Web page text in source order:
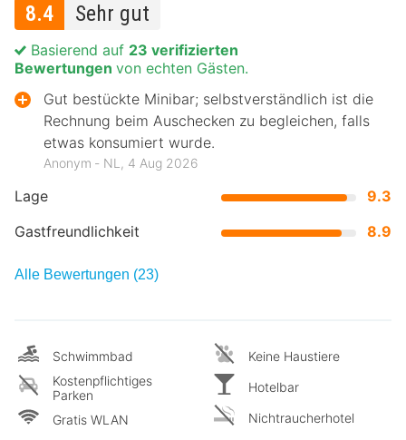
8.4 Sehr gut
Lage
9.3
Gastfreundlichkeit
8.9
Basierend auf 23 verifizierten
Bewertungen von echten Gästen.
Gut bestückte Minibar; selbstverständlich ist die
Rechnung beim Auschecken zu begleichen, falls
etwas konsumiert wurde.
Anonym ‐ NL, 4 Aug 2026
Alle Bewertungen (23)
Schwimmbad
Kostenpflichtiges
Parken
Gratis WLAN
Keine Haustiere
Hotelbar
Nichtraucherhotel